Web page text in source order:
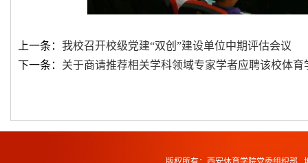
上一条： 我校召开校级党建“双创”建设单位中期评估会议
下一条： 关于商请推荐相关学科领域专家学者应聘该校体